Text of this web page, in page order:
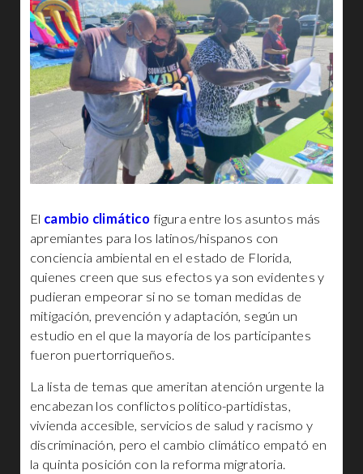
El cambio climático figura entre los asuntos más
apremiantes para los latinos/hispanos con
conciencia ambiental en el estado de Florida,
quienes creen que sus efectos ya son evidentes y
pudieran empeorar si no se toman medidas de
mitigación, prevención y adaptación, según un
estudio en el que la mayoría de los participantes
fueron puertorriqueños.
La lista de temas que ameritan atención urgente la
encabezan los conflictos político-partidistas,
vivienda accesible, servicios de salud y racismo y
discriminación, pero el cambio climático empató en
la quinta posición con la reforma migratoria.